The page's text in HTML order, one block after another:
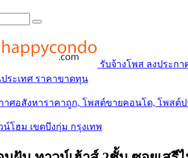
รับจ้างโพส ลงประก
ระเทศ ราคาขาดทุน
าศอสังหาราคาถูก, โพสต์ขายคอนโด, โพสต์
โฮม เขตบึงกุ่ม กรุงเทพ